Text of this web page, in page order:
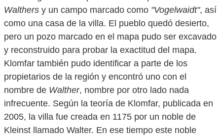
Walthers y un campo marcado como "Vogelwaidt", así
como una casa de la villa. El pueblo quedó desierto,
pero un pozo marcado en el mapa pudo ser excavado
y reconstruido para probar la exactitud del mapa.
Klomfar también pudo identificar a parte de los
propietarios de la región y encontró uno con el
nombre de Walther, nombre por otro lado nada
infrecuente. Según la teoría de Klomfar, publicada en
2005, la villa fue creada en 1175 por un noble de
Kleinst llamado Walter. En ese tiempo este noble